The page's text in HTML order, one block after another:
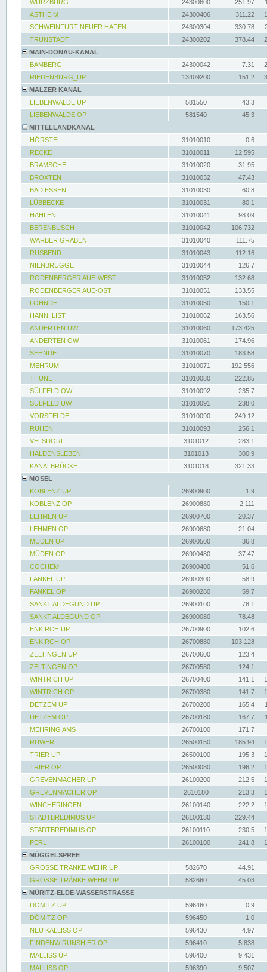
WÜRZBURG 24300600 251.97
ASTHEIM
24300406 311.22
SCHWEINFURT NEUER HAFEN
24300304 330.78
TRUNSTADT
24300202 378.44
MAIN-DONAU-KANAL
BAMBERG
24300042 7.31
RIEDENBURG_UP
13409200 151.2
MALZER KANAL
LIEBENWALDE UP
581550
43.3
LIEBENWALDE OP
581540
45.3
MITTELLANDKANAL
HÖRSTEL
31010010
0.6
RECKE
31010011
12.595
BRAMSCHE
31010020
31.95
BROXTEN
31010032
47.43
BAD ESSEN
31010030
60.8
LÜBBECKE
31010031
80.1
HAHLEN
31010041
98.09
BERENBUSCH
31010042
106.732
WARBER GRABEN
31010040
111.75
RUSBEND
31010043
112.16
NIENBRÜGGE
31010044
126.7
RODENBERGER AUE-WEST
31010052
132.68
RODENBERGER AUE-OST
31010051
133.55
LOHNDE
31010050
150.1
HANN. LIST
31010062
163.56
ANDERTEN UW
31010060
173.425
ANDERTEN OW
31010061
174.96
SEHNDE
31010070
183.58
MEHRUM
31010071
192.556
THUNE
31010080
222.85
SÜLFELD OW
31010092
235.7
SÜLFELD UW
31010091
238.0
VORSFELDE
31010090
249.12
RÜHEN
31010093
256.1
VELSDORF
3101012
283.1
HALDENSLEBEN
3101013
300.9
KANALBRÜCKE
3101018
321.33
MOSEL
KOBLENZ UP
26900900
1.9
KOBLENZ OP
26900880
2.111
LEHMEN UP
26900700
20.37
LEHMEN OP
26900680
21.04
MÜDEN UP
26900500
36.8
MÜDEN OP
26900480
37.47
COCHEM
26900400
51.6
FANKEL UP
26900300
58.9
FANKEL OP
26900280
59.7
SANKT ALDEGUND UP
26900100
78.1
SANKT ALDEGUND OP
26900080
78.48
ENKIRCH UP
26700900
102.6
ENKIRCH OP
26700880
103.128
ZELTINGEN UP
26700600
123.4
ZELTINGEN OP
26700580
124.1
WINTRICH UP
26700400 141.1
WINTRICH OP
26700380 141.7
DETZEM UP
26700200 165.4
DETZEM OP
26700180 167.7
MEHRING AMS
26700100
171.7
RUWER
26500150 185.94
TRIER UP
26500100 195.3
TRIER OP
26500080 196.2
GREVENMACHER UP
26100200 212.5
GREVENMACHER OP
2610180 213.3
WINCHERINGEN
26100140 222.2
STADTBREDIMUS UP
26100130
229.44
STADTBREDIMUS OP
26100110 230.5
PERL
26100100 241.8
MÜGGELSPREE
GROSSE TRÄNKE WEHR UP
582670
44.91
GROSSE TRÄNKE WEHR OP
582660
45.03
MÜRITZ-ELDE-WASSERSTRASSE
DÖMITZ UP
596460
0.9
DÖMITZ OP
596450
1.0
NEU KALLISS OP
596430
4.97
FINDENWIRUNSHIER OP
596410
5.838
MALLISS UP
596400
9.431
MALLISS OP
596390
9.507